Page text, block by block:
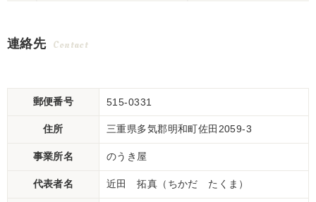
連絡先 Contact
郵便番号 515-0331
住所 三重県多気郡明和町佐田2059-3
事業所名 のうき屋
代表者名 近田 拓真（ちかだ たくま）